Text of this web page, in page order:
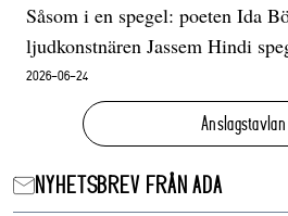
Såsom i en spegel: poeten Ida
ljudkonstnären Jassem Hindi
2026-06-24
Anslagstavlan
NYHETSBREV FRÅN ADA